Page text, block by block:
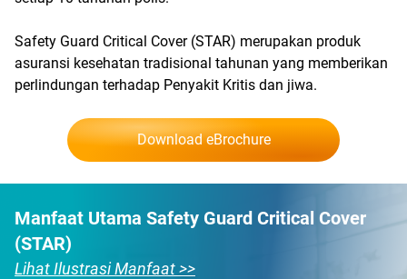
Safety Guard Critical Cover (STAR) merupakan produk
asuransi kesehatan tradisional tahunan yang memberikan
perlindungan terhadap Penyakit Kritis dan jiwa.
Download eBrochure
Manfaat Utama Safety Guard Critical Cover
(STAR)
Lihat Ilustrasi Manfaat >>